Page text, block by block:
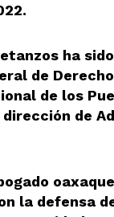
ha
de
de los
de
la defensa